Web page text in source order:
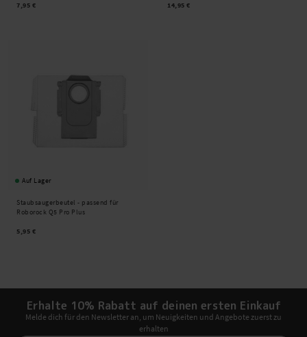
7,95 € 14,95 €
Auf Lager
Staubsaugerbeutel - passend für
Roborock Q5 Pro Plus
5,95 €
Erhalte 10% Rabatt auf deinen ersten Einkauf
Melde dich für den Newsletter an, um Neuigkeiten und Angebote zuerst zu
erhalten